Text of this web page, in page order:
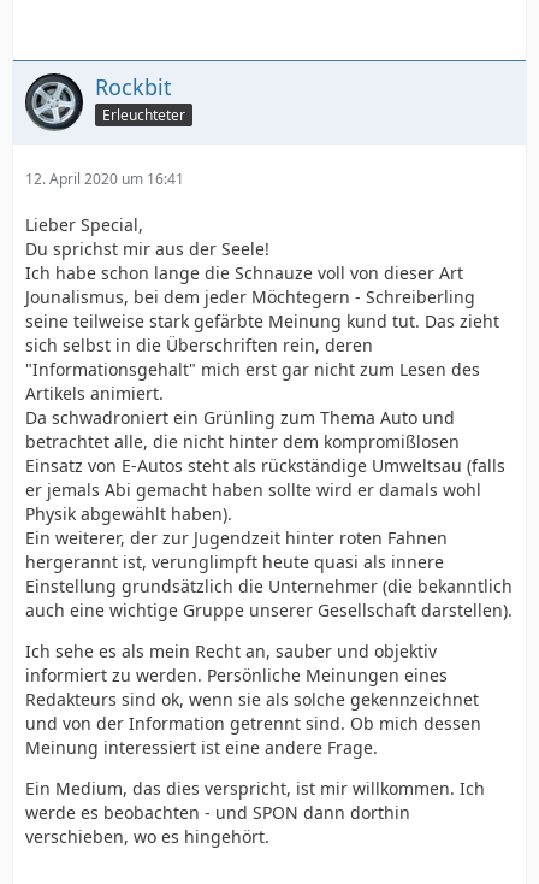
Rockbit
Erleuchteter
12. April 2020 um 16:41
Lieber Special,
Du sprichst mir aus der Seele!
Ich habe schon lange die Schnauze voll von dieser Art
Jounalismus, bei dem jeder Möchtegern - Schreiberling
seine teilweise stark gefärbte Meinung kund tut. Das zieht
sich selbst in die Überschriften rein, deren
"Informationsgehalt" mich erst gar nicht zum Lesen des
Artikels animiert.
Da schwadroniert ein Grünling zum Thema Auto und
betrachtet alle, die nicht hinter dem kompromißlosen
Einsatz von E-Autos steht als rückständige Umweltsau (falls
er jemals Abi gemacht haben sollte wird er damals wohl
Physik abgewählt haben).
Ein weiterer, der zur Jugendzeit hinter roten Fahnen
hergerannt ist, verunglimpft heute quasi als innere
Einstellung grundsätzlich die Unternehmer (die bekanntlich
auch eine wichtige Gruppe unserer Gesellschaft darstellen).
Ich sehe es als mein Recht an, sauber und objektiv
informiert zu werden. Persönliche Meinungen eines
Redakteurs sind ok, wenn sie als solche gekennzeichnet
und von der Information getrennt sind. Ob mich dessen
Meinung interessiert ist eine andere Frage.
Ein Medium, das dies verspricht, ist mir willkommen. Ich
werde es beobachten - und SPON dann dorthin
verschieben, wo es hingehört.